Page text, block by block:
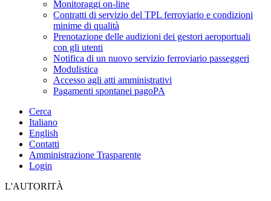
Monitoraggi on-line
Contratti di servizio del TPL ferroviario e condizioni
minime di qualità
Prenotazione delle audizioni dei gestori aeroportuali
con gli utenti
Notifica di un nuovo servizio ferroviario passeggeri
Modulistica
Accesso agli atti amministrativi
Pagamenti spontanei pagoPA
Cerca
Italiano
English
Contatti
Amministrazione Trasparente
Login
L'AUTORITÀ